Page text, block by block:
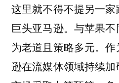
这里就不得不提另一
巨头亚马逊。与苹果
为老道且策略多元。
逊在流媒体领域持续